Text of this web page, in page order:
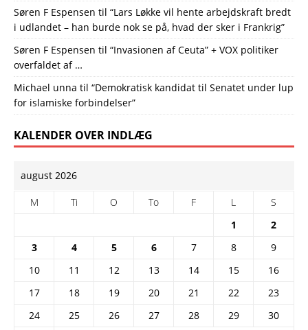
Søren F Espensen til “Lars Løkke vil hente arbejdskraft bredt
i udlandet – han burde nok se på, hvad der sker i Frankrig”
Søren F Espensen til “Invasionen af Ceuta” + VOX politiker
overfaldet af …
Michael unna til “Demokratisk kandidat til Senatet under lup
for islamiske forbindelser”
KALENDER OVER INDLÆG
august 2026
M Ti O To F L
S
1
2
3
4 5 6 7 8
9
10
11 12 13 14 15
16
17
18 19 20 21 22
23
24
25 26 27 28 29
30